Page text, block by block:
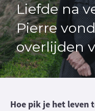
Liefde na
Pierre
overlijden
Hoe pik je het leven